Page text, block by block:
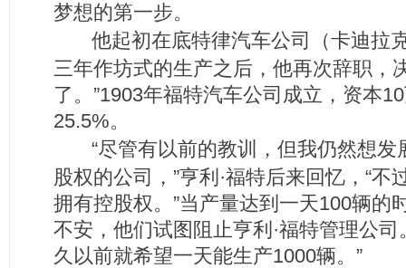
梦想的第一步。
他起初在底特律汽车公司（卡迪拉
三年作坊式的生产之后，他再次辞职，
了。”1903年福特汽车公司成立，资本
25.5%。
“尽管有以前的教训，但我仍然想
股权的公司，”亨利·福特后来回忆，“
拥有控股权。”当产量达到一天100辆的
不安，他们试图阻止亨利·福特管理公
久以前就希望一天能生产1000辆。”